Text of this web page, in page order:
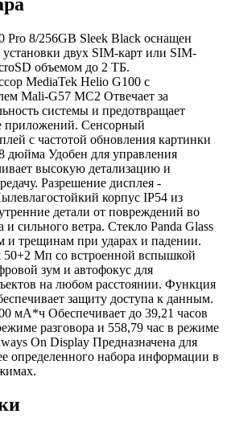
8/256GB Sleek Black оснащен
двух SIM-карт или SIM-
объемом до 2 ТБ.
MediaTek Helio G100 с
Mali-G57 MC2 Отвечает за
системы и предотвращает
приложений. Сенсорный
с частотой обновления картинки
дюйма Удобен для управления
высокую детализацию и
Разрешение дисплея -
корпус IP54 из
детали от повреждений во
и сильного ветра. Стекло Panda Glass
и трещинам при ударах и падении.
Мп со встроенной вспышкой
зум и автофокус для
на любом расстоянии. Функция
защиту доступа к данным.
мА*ч Обеспечивает до 39,21 часов
разговора и 558,79 час в режиме
On Display Предназначена для
определенного набора информации в